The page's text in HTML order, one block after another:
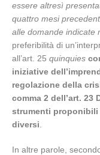
essere altresì
quattro mesi
alle domande indicate
preferibilità di
all’art. 25 quinquies
iniziative
regolazione della
comma 2 dell’art. 23
strumenti
diversi
In altre parole,